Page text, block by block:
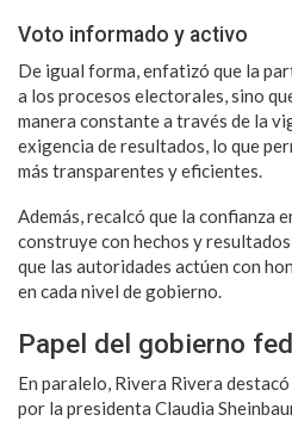
Voto informado y activo
De igual forma, enfatizó que la
a los procesos electorales, sino
manera constante a través de la
exigencia de resultados, lo que
más transparentes y eficientes.
Además, recalcó que la confianza
construye con hechos y
que las autoridades actúen con
en cada nivel de gobierno.
Papel del gobierno
En paralelo, Rivera Rivera
por la presidenta Claudia